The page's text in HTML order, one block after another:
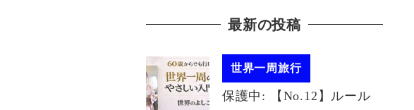
最新の投稿
世界一周旅行
保護中: 【No.12】ルール